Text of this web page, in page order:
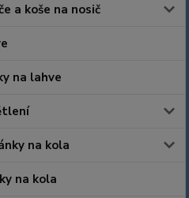
a koše na nosič
na lahve
na kola
na kola